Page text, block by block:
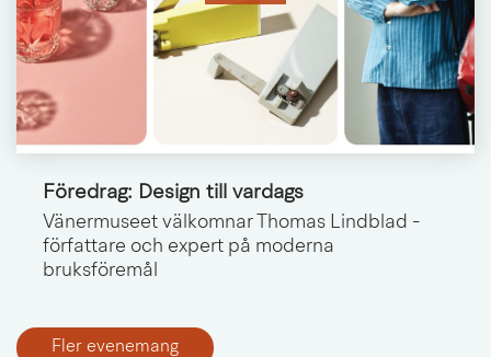
Föredrag: Design till vardags
Vänermuseet välkomnar Thomas Lindblad -
författare och expert på moderna
bruksföremål
Fler evenemang